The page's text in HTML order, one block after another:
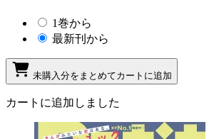
1巻から
最新刊から
未購入分をまとめてカートに追加
カートに追加しました